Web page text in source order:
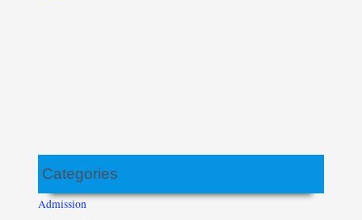
Categories
Admission